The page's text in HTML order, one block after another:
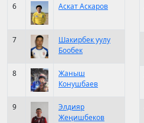
6 Аскат Аскаров
7
Шакирбек уулу
Бообек
8
Жаныш
Конушбаев
9
Элдияр
Жеңишбеков